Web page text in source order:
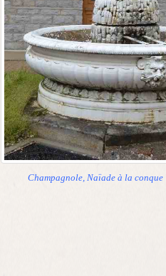
Champagnole, Naïade à la conque